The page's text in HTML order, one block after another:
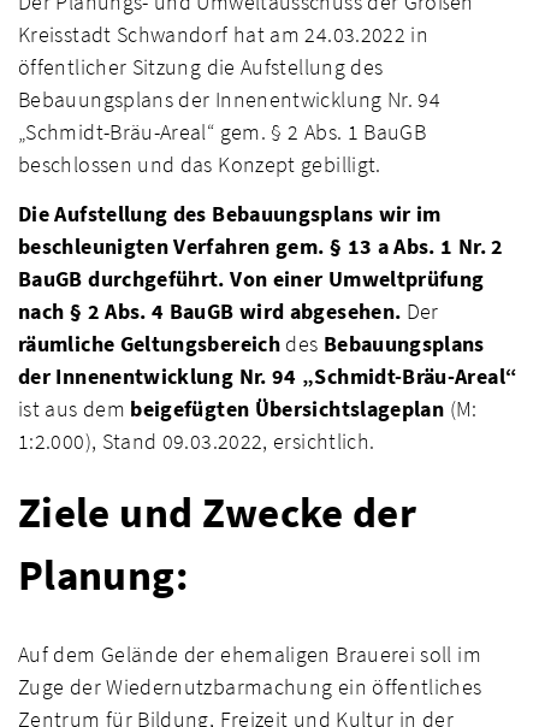
Kreisstadt Schwandorf hat am 24.03.2022 in
öffentlicher Sitzung die Aufstellung des
Bebauungsplans der Innenentwicklung Nr. 94
„Schmidt-Bräu-Areal“ gem. § 2 Abs. 1 BauGB
beschlossen und das Konzept gebilligt.
Die Aufstellung des Bebauungsplans wir im
beschleunigten Verfahren gem. § 13 a Abs. 1 Nr. 2
BauGB durchgeführt. Von einer Umweltprüfung
nach § 2 Abs. 4 BauGB wird abgesehen. Der
räumliche Geltungsbereich des Bebauungsplans
der Innenentwicklung Nr. 94 „Schmidt-Bräu-Areal“
ist aus dem beigefügten Übersichtslageplan (M:
1:2.000), Stand 09.03.2022, ersichtlich.
Ziele und Zwecke der
Planung:
Auf dem Gelände der ehemaligen Brauerei soll im
Zuge der Wiedernutzbarmachung ein öffentliches
Zentrum für Bildung, Freizeit und Kultur in der